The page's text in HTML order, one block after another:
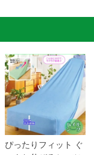
ぴったりフィット ぐ